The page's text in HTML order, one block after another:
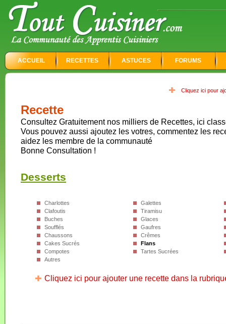
ACCUEIL RECETTES ASTUCES FORUMS
Cliquez ici pour
Recette
Consultez Gratuitement nos milliers de Recettes, ici
Vous pouvez aussi ajoutez les votres, commentez les
aidez les membre de la communauté
Bonne Consultation !
Desserts
Charlottes
Galettes
Clafoutis
Tiramisu
Buches
Glaces
Soufflés
Gaufres
Chaussons
Crêmes
Cakes Sucrés
Flans
Compotes
Tartes Sucrées
Autres
Cliquez ici pour ajouter une recette dans la